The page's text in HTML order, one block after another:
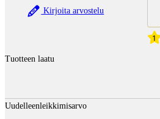
Kirjoita arvostelu
1
Tuotteen laatu
Uudelleenleikkimisarvo